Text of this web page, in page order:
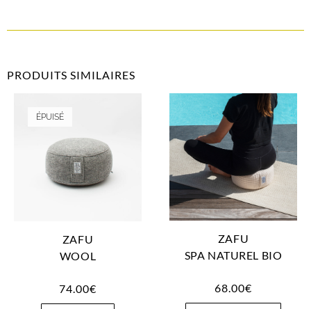
PRODUITS SIMILAIRES
ÉPUISÉ
ZAFU
WOOL
74.00€
ZAFU
SPA NATUREL BIO
68.00€